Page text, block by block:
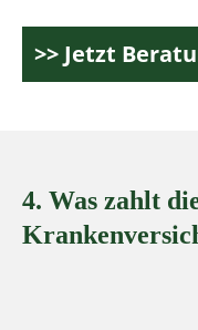
>> Jetzt
4. Was zahlt